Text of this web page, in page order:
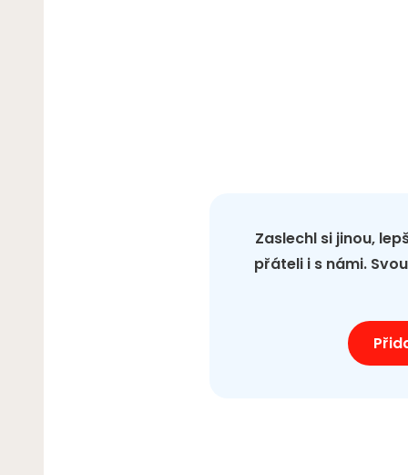
Zaslechl si jinou,
přáteli i s námi.